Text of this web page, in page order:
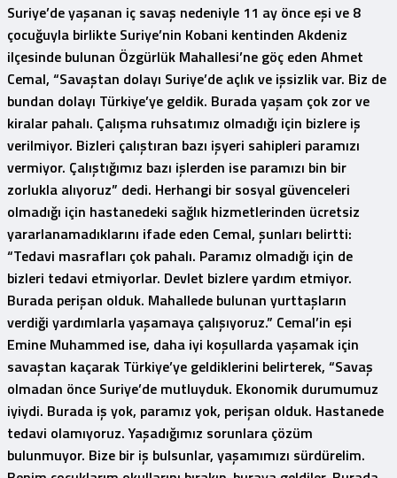
Suriye’de yaşanan iç savaş nedeniyle 11 ay önce eşi ve 8
çocuğuyla birlikte Suriye’nin Kobani kentinden Akdeniz
ilçesinde bulunan Özgürlük Mahallesi’ne göç eden Ahmet
Cemal, “Savaştan dolayı Suriye’de açlık ve işsizlik var. Biz de
bundan dolayı Türkiye’ye geldik. Burada yaşam çok zor ve
kiralar pahalı. Çalışma ruhsatımız olmadığı için bizlere iş
verilmiyor. Bizleri çalıştıran bazı işyeri sahipleri paramızı
vermiyor. Çalıştığımız bazı işlerden ise paramızı bin bir
zorlukla alıyoruz” dedi. Herhangi bir sosyal güvenceleri
olmadığı için hastanedeki sağlık hizmetlerinden ücretsiz
yararlanamadıklarını ifade eden Cemal, şunları belirtti:
“Tedavi masrafları çok pahalı. Paramız olmadığı için de
bizleri tedavi etmiyorlar. Devlet bizlere yardım etmiyor.
Burada perişan olduk. Mahallede bulunan yurttaşların
verdiği yardımlarla yaşamaya çalışıyoruz.” Cemal’in eşi
Emine Muhammed ise, daha iyi koşullarda yaşamak için
savaştan kaçarak Türkiye’ye geldiklerini belirterek, “Savaş
olmadan önce Suriye’de mutluyduk. Ekonomik durumumuz
iyiydi. Burada iş yok, paramız yok, perişan olduk. Hastanede
tedavi olamıyoruz. Yaşadığımız sorunlara çözüm
bulunmuyor. Bize bir iş bulsunlar, yaşamımızı sürdürelim.